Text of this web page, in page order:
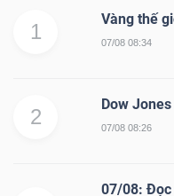
1
Vàng thế
07/08 08:34
2
Dow
07/08 08:26
07/08: Đọc